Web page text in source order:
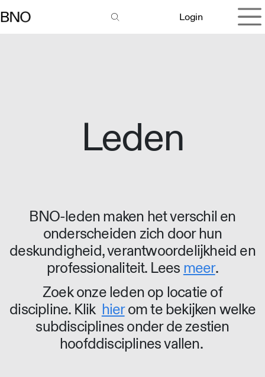
Login
Leden
BNO-leden maken het verschil en
onderscheiden zich door hun
deskundigheid, verantwoordelijkheid en
professionaliteit. Lees meer.
Zoek onze leden op locatie of
discipline. Klik hierom te bekijken welke
subdisciplines onder de zestien
hoofddisciplines vallen.